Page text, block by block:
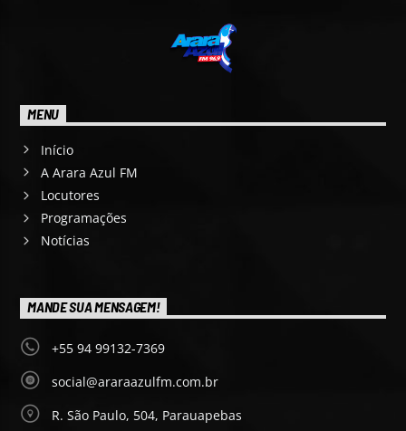
MENU
Início
A Arara Azul FM
Locutores
Programações
Notícias
MANDE SUA MENSAGEM!
+55 94 99132-7369
social@araraazulfm.com.br
R. São Paulo, 504, Parauapebas